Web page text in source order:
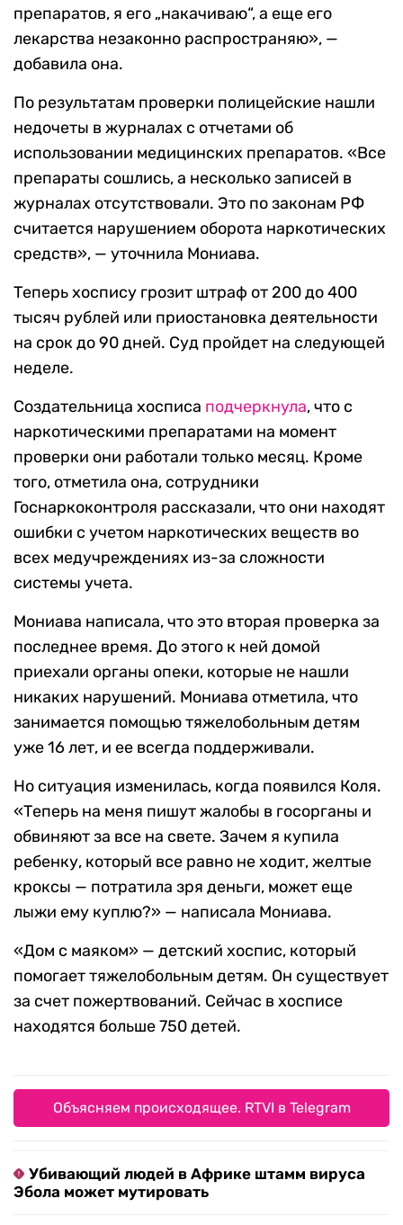
препаратов, я его „накачиваю“, а еще его
лекарства незаконно распространяю», —
добавила она.
По результатам проверки полицейские нашли
недочеты в журналах с отчетами об
использовании медицинских препаратов. «Все
препараты сошлись, а несколько записей в
журналах отсутствовали. Это по законам РФ
считается нарушением оборота наркотических
средств», — уточнила Мониава.
Теперь хоспису грозит штраф от 200 до 400
тысяч рублей или приостановка деятельности
на срок до 90 дней. Суд пройдет на следующей
неделе.
Создательница хосписа подчеркнула, что с
наркотическими препаратами на момент
проверки они работали только месяц. Кроме
того, отметила она, сотрудники
Госнаркоконтроля рассказали, что они находят
ошибки с учетом наркотических веществ во
всех медучреждениях из-за сложности
системы учета.
Мониава написала, что это вторая проверка за
последнее время. До этого к ней домой
приехали органы опеки, которые не нашли
никаких нарушений. Мониава отметила, что
занимается помощью тяжелобольным детям
уже 16 лет, и ее всегда поддерживали.
Но ситуация изменилась, когда появился Коля.
«Теперь на меня пишут жалобы в госорганы и
обвиняют за все на свете. Зачем я купила
ребенку, который все равно не ходит, желтые
кроксы — потратила зря деньги, может еще
лыжи ему куплю?» — написала Мониава.
«Дом с маяком» — детский хоспис, который
помогает тяжелобольным детям. Он существует
за счет пожертвований. Сейчас в хосписе
находятся больше 750 детей.
Объясняем происходящее. RTVI в Telegram
Убивающий людей в Африке штамм вируса
Эбола может мутировать